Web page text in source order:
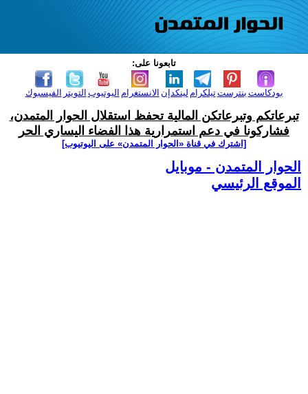
تابعونا على:
الفيسبوك التويتر اليوتيوب الانستغرام لينكدإن تيلكرامبنترست بودكاست
تبرعاتكم وتبرعاتكن المالية تحفظ استقلال الحوار المتمدن،
فشاركونا في دعم استمرارية هذا الفضاء اليساري الحر
[اشترك في قناة ‫«الحوار المتمدن» على اليوتيوب]
الحوار المتمدن - موبايل
الموقع الرئيسي